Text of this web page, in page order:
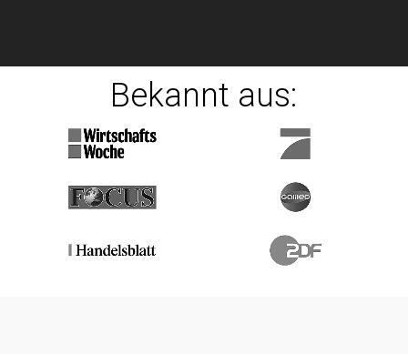
Bekannt aus: